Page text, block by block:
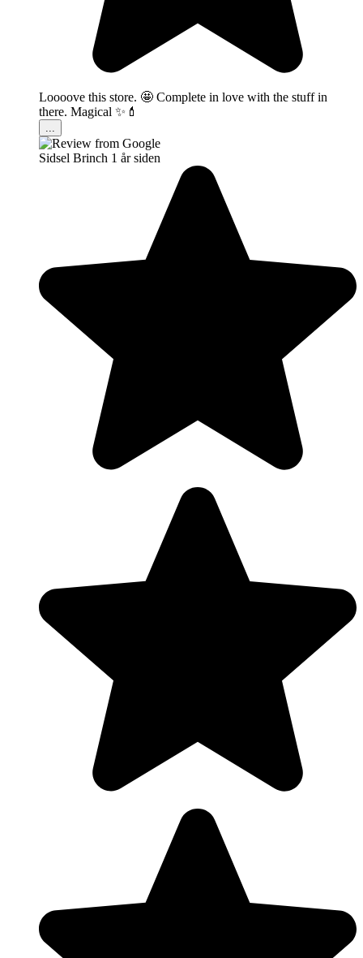
Loooove this store. 🤩 Complete in love with the stuff in
there. Magical ✨💄
Sidsel Brinch 1 år siden